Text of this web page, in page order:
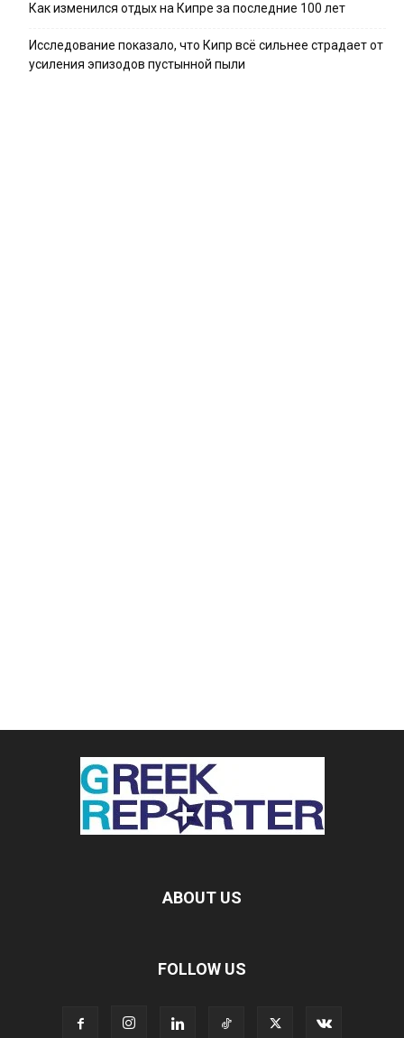
Как изменился отдых на Кипре за последние 100 лет
Исследование показало, что Кипр всё сильнее страдает от
усиления эпизодов пустынной пыли
ABOUT US
FOLLOW US